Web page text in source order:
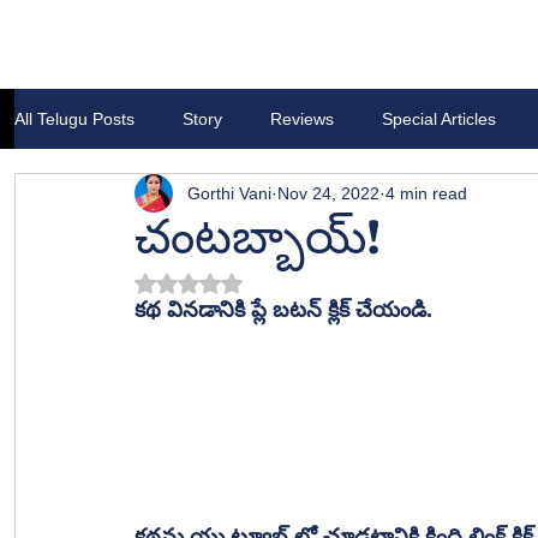
All Telugu Posts Story Reviews Special Articles
చంటబ్బాయ్!
Gorthi Vani Nov 24, 2022 4 min read
Rated NaN out of 5 stars.
కథ వినడానికి ప్లే బటన్ క్లిక్ చేయండి.